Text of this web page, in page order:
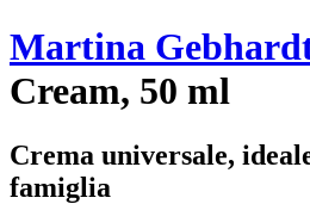
Martina
Cream, 50 ml
Crema universale,
famiglia